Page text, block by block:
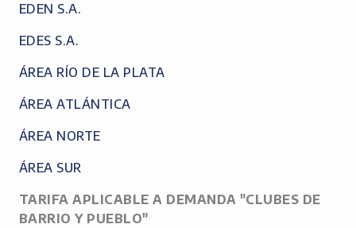
EDEN S.A.
EDES S.A.
ÁREA RÍO DE LA PLATA
ÁREA ATLÁNTICA
ÁREA NORTE
ÁREA SUR
TARIFA APLICABLE A DEMANDA "CLUBES DE
BARRIO Y PUEBLO"